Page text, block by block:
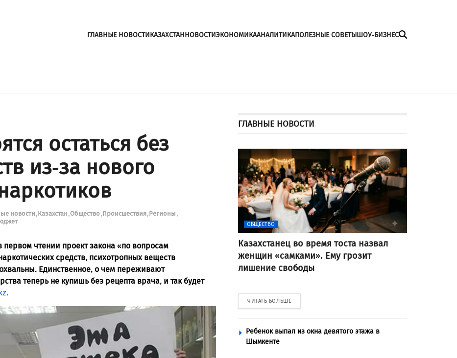
ГЛАВНЫЕ НОВОСТИКАЗАХСТАННОВОСТИЭКОНОМИКААНАЛИТИКАПОЛЕЗНЫЕ СОВЕТЫШОУ-БИЗНЕС
остаться без
из-за нового
новостиКазахстанОбщество Происшествия Регионы
чтении проект закона «по вопросам
средств, психотропных веществ
Единственное, о чем переживают
теперь не купишь без рецепта врача, и так будет
.
ГЛАВНЫЕ НОВОСТИ
ОБЩЕСТВО
Казахстанец во время тоста назвал
женщин «самками». Ему грозит
лишение свободы
ЧИТАТЬ БОЛЬШЕ
Ребенок выпал из окна девятого этажа в
Шымкенте